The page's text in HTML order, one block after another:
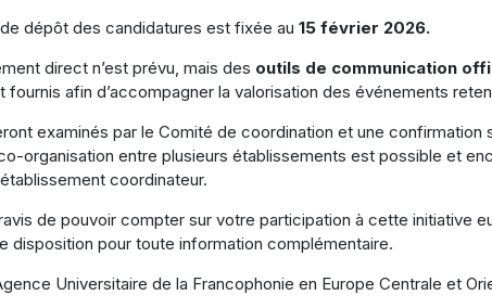
dépôt des candidatures est fixée au 15 février 2026.
direct n’est prévu, mais des outils de communication
fournis afin d’accompagner la valorisation des événements
examinés par le Comité de coordination et une confirmation
organisation entre plusieurs établissements est possible et
coordinateur.
de pouvoir compter sur votre participation à cette initiative
disposition pour toute information complémentaire.
Universitaire de la Francophonie en Europe Centrale et